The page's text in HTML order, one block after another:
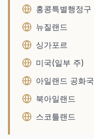
홍콩특별행정구
뉴질랜드
싱가포르
미국(일부 주)
아일랜드 공화국
북아일랜드
스코틀랜드